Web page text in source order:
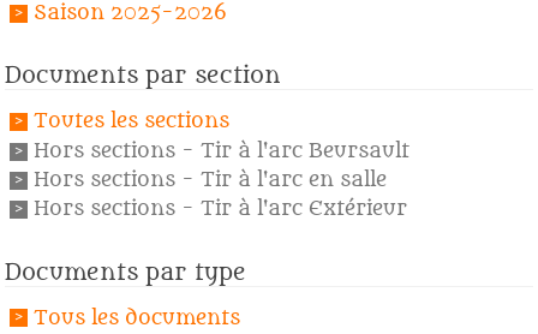
Saison 2025-2026
Documents par section
Toutes les sections
Hors sections - Tir à l'arc Beursault
Hors sections - Tir à l'arc en salle
Hors sections - Tir à l'arc Extérieur
Documents par type
Tous les documents